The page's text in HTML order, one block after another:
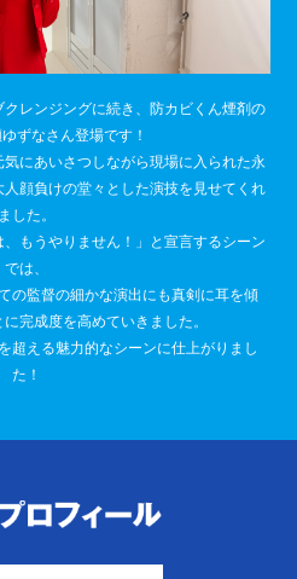
レンジングに続き、防カビくん煙剤の
ずなさん登場です！
気にあいさつしながら現場に入られた永
顔負けの堂々とした演技を見せてくれ
ました。
もうやりません！」と宣言するシーン
では、
の監督の細かな演出にも真剣に耳を傾
完成度を高めていきました。
超える魅力的なシーンに仕上がりまし
た！